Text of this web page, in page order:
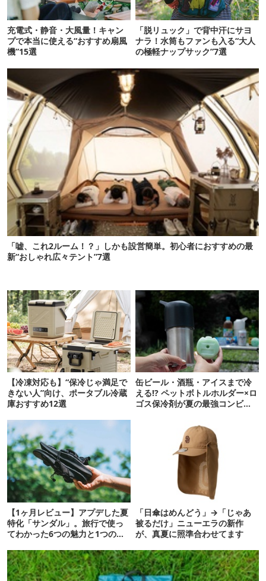
充電式・静音・大風量！キャン
プで本当に使える“おすすめ扇風
機”15選
「脱リュック」で背中汗にサヨ
ナラ！水筒もファンも入る“大人
の極軽ナップサック”7選
「嘘、これ2ルーム！？」しかも設営簡単。初心者におすすめの最
新“おしゃれ広々テント”7選
【冷凍対応も】“保冷じゃ満足で
きない人”向け、ポータブル冷蔵
庫おすすめ12選
缶ビール・酒瓶・アイスまで冷
える!? ペットボトルホルダー×ロ
ゴス保冷剤が夏の最強コンビだ
【1ヶ月レビュー】アプデした夏
特化「サンダル」。旅行で使っ
てわかった6つの魅力と1つの注
「日傘はめんどう」→「じゃあ
被るだけ」ニューエラの新作
が、真夏に照準合わせてます